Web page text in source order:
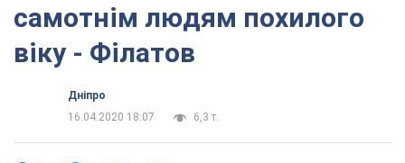
самотнім людям похилого
віку - Філатов
Дніпро
16.04.2020 18:07
6,3 т.